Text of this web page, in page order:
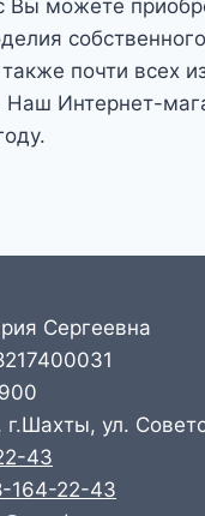
Вы можете
собственного
почти всех
Наш Интернет-
Сергеевна
г.Шахты, ул.
43
164-22-43